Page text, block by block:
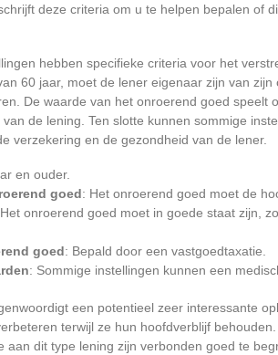
deze criteria om u te helpen bepalen of
hebben specifieke criteria voor het
60 jaar, moet de lener eigenaar zijn van
De waarde van het onroerend goed speelt
de lening. Ten slotte kunnen sommige
verzekering en de gezondheid van de lener.
en ouder.
goed: Het onroerend goed moet de
onroerend goed moet in goede staat zijn,
goed: Bepald door een vastgoedtaxatie.
: Sommige instellingen kunnen een
een potentieel zeer interessante
terwijl ze hun hoofdverblijf
aan dit type lening zijn verbonden goed te